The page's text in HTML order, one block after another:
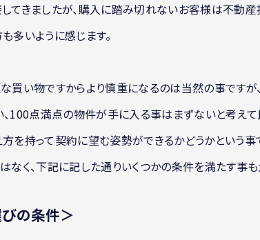
てきましたが、購入に踏み切れないお客様は不動
多いように感じます。
買い物ですからより慎重になるのは当然の事ですが
100点満点の物件が手に入る事はまずないと考えて
を持って契約に望む姿勢ができるかどうかという事
なく、下記に記した通りいくつかの条件を満たす事も
の条件＞